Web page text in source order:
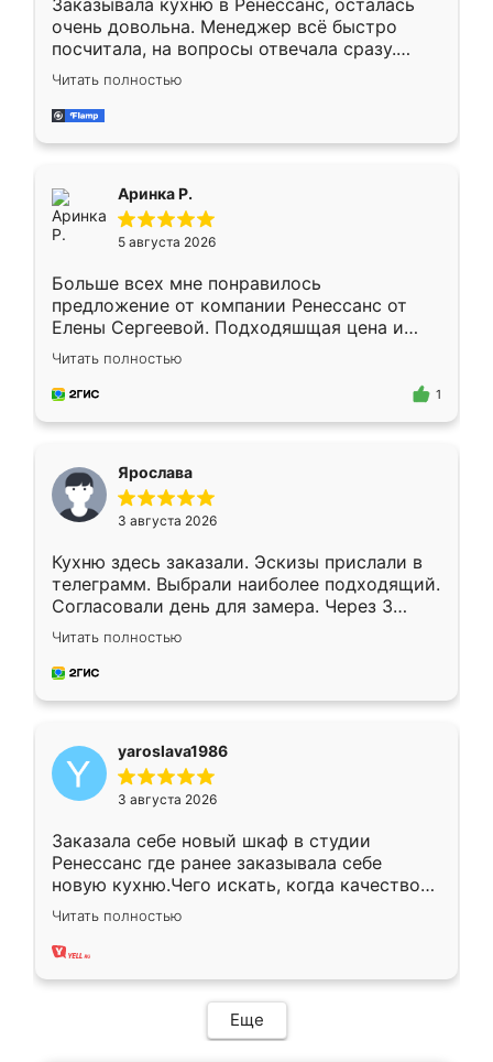
Заказывала кухню в Ренессанс, осталась
очень довольна. Менеджер всё быстро
посчитала, на вопросы отвечала сразу.
Замерщик приехал в субботу, подошёл к
делу со всей ответственностью. Собрали
за день, ребята работали аккуратно, даже
Читать полностью
Аринка Р.
5 августа 2026
Больше всех мне понравилось
предложение от компании Ренессанс от
Елены Сергеевой. Подходяшщая цена и
короткие сроки изготовления. Приехавший
для замера сотрудник Владислав
предложил по моему эскизу самый
Читать полностью
1
Ярослава
3 августа 2026
Кухню здесь заказали. Эскизы прислали в
телеграмм. Выбрали наиболее подходящий.
Согласовали день для замера. Через 3
недели кухня была уже готова. Остались
довольны работой. Спасибо Ренессанс
мебель за качественную работу!
Читать полностью
yaroslava1986
3 августа 2026
Заказала себе новый шкаф в студии
Ренессанс где ранее заказывала себе
новую кухню.Чего искать, когда качеством
вполне довольна. Служит кухня уже почти
два года, нареканий нет.
Читать полностью
Еще